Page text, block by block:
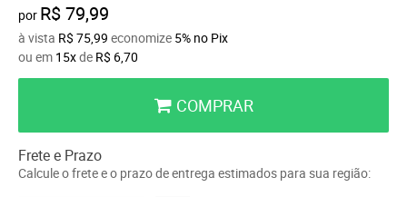
por R$ 79,99
à vista R$ 75,99 economize 5% no Pix
ou em 15xde R$ 6,70
COMPRAR
Frete e Prazo
Calcule o frete e o prazo de entrega estimados para sua região: